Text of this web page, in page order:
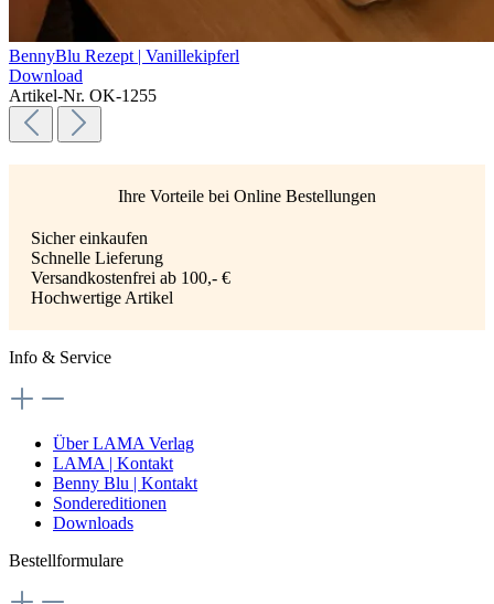
BennyBlu Rezept | Vanillekipferl
Download
Artikel-Nr. OK-1255
Ihre Vorteile bei Online Bestellungen
Sicher einkaufen
Schnelle Lieferung
Versandkostenfrei ab 100,- €
Hochwertige Artikel
Info & Service
Über LAMA Verlag
LAMA | Kontakt
Benny Blu | Kontakt
Sondereditionen
Downloads
Bestellformulare